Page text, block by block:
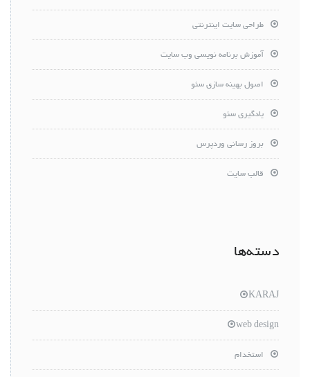
طراحی سایت اینترنتی
آموزش برنامه نویسی وب سایت
اصول بهینه سازی سئو
یادگیری سئو
بروز رسانی وردپرس
قالب سایت
دسته‌ها
KARAJ
web design
استخدام